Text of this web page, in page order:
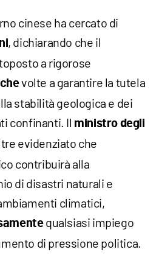
cinese ha cercato di
, dichiarando che il
a rigorose
volte a garantire la tutela
stabilità geologica e dei
confinanti. Il ministro degli
evidenziato che
contribuirà alla
di disastri naturali e
climatici,
qualsiasi impiego
di pressione politica.